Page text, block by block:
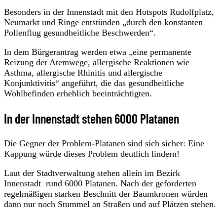
Besonders in der Innenstadt mit den Hotspots Rudolfplatz,
Neumarkt und Ringe entstünden „durch den konstanten
Pollenflug gesundheitliche Beschwerden“.
In dem Bürgerantrag werden etwa „eine permanente
Reizung der Atemwege, allergische Reaktionen wie
Asthma, allergische Rhinitis und allergische
Konjunktivitis“ angeführt, die das gesundheitliche
Wohlbefinden erheblich beeinträchtigten.
In der Innenstadt stehen 6000 Platanen
Die Gegner der Problem-Platanen sind sich sicher: Eine
Kappung würde dieses Problem deutlich lindern!
Laut der Stadtverwaltung stehen allein im Bezirk
Innenstadt rund 6000 Platanen. Nach der geforderten
regelmäßigen starken Beschnitt der Baumkronen würden
dann nur noch Stummel an Straßen und auf Plätzen stehen.